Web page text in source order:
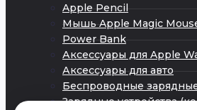
Apple Pencil
Мышь Apple Magic
Power Bank
Аксессуары для Apple
Аксессуары для авто
Беспроводные
Зарядные устройства